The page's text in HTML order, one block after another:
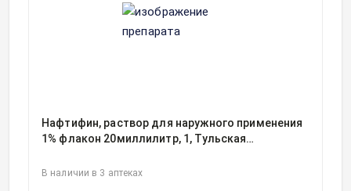
Нафтифин, раствор для наружного применения
1% флакон 20миллилитр, 1, Тульская
В наличии в 3 аптеках